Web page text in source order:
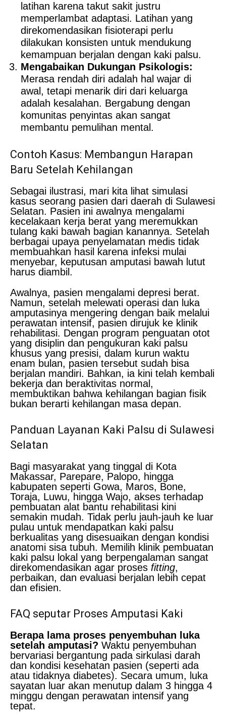
latihan karena takut sakit justru
memperlambat adaptasi. Latihan yang
direkomendasikan fisioterapi perlu
dilakukan konsisten untuk mendukung
kemampuan berjalan dengan kaki palsu.
Mengabaikan Dukungan Psikologis:
Merasa rendah diri adalah hal wajar di
awal, tetapi menarik diri dari keluarga
adalah kesalahan. Bergabung dengan
komunitas penyintas akan sangat
membantu pemulihan mental.
Contoh Kasus: Membangun Harapan
Baru Setelah Kehilangan
Sebagai ilustrasi, mari kita lihat simulasi
kasus seorang pasien dari daerah di Sulawesi
Selatan. Pasien ini awalnya mengalami
kecelakaan kerja berat yang meremukkan
tulang kaki bawah bagian kanannya. Setelah
berbagai upaya penyelamatan medis tidak
membuahkan hasil karena infeksi mulai
menyebar, keputusan amputasi bawah lutut
harus diambil.
Awalnya, pasien mengalami depresi berat.
Namun, setelah melewati operasi dan luka
amputasinya mengering dengan baik melalui
perawatan intensif, pasien dirujuk ke klinik
rehabilitasi. Dengan program penguatan otot
yang disiplin dan pengukuran kaki palsu
khusus yang presisi, dalam kurun waktu
enam bulan, pasien tersebut sudah bisa
berjalan mandiri. Bahkan, ia kini telah kembali
bekerja dan beraktivitas normal,
membuktikan bahwa kehilangan bagian fisik
bukan berarti kehilangan masa depan.
Panduan Layanan Kaki Palsu di Sulawesi
Selatan
Bagi masyarakat yang tinggal di Kota
Makassar, Parepare, Palopo, hingga
kabupaten seperti Gowa, Maros, Bone,
Toraja, Luwu, hingga Wajo, akses terhadap
pembuatan alat bantu rehabilitasi kini
semakin mudah. Tidak perlu jauh-jauh ke luar
pulau untuk mendapatkan kaki palsu
berkualitas yang disesuaikan dengan kondisi
anatomi sisa tubuh. Memilih klinik pembuatan
kaki palsu lokal yang berpengalaman sangat
direkomendasikan agar proses fitting,
perbaikan, dan evaluasi berjalan lebih cepat
dan efisien.
FAQ seputar Proses Amputasi Kaki
Berapa lama proses penyembuhan luka
setelah amputasi? Waktu penyembuhan
bervariasi bergantung pada sirkulasi darah
dan kondisi kesehatan pasien (seperti ada
atau tidaknya diabetes). Secara umum, luka
sayatan luar akan menutup dalam 3 hingga 4
minggu dengan perawatan intensif yang
tepat.